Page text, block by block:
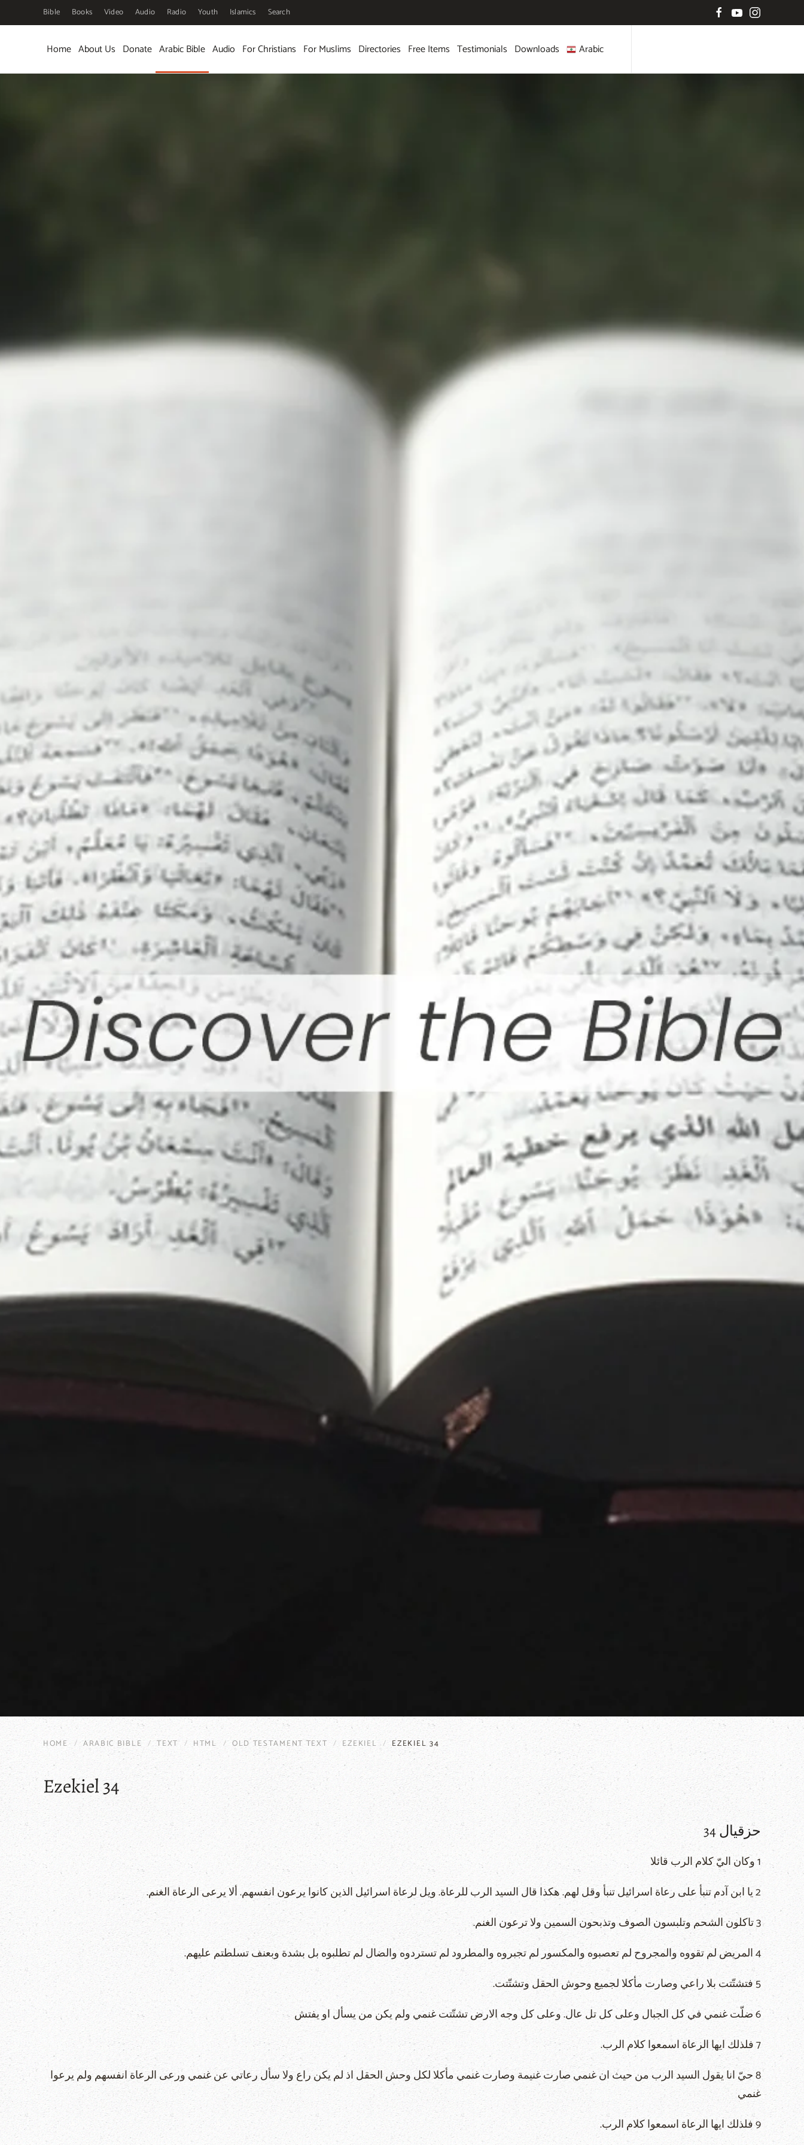
Skip to main content
Bible Books Video Audio Radio Youth Islamics Search
Home About Us Donate Arabic Bible Audio For Christians For Muslims Directories Free Items Testimonials Downloads Arabic
HOME ARABIC BIBLE TEXT HTML OLD TESTAMENT TEXT EZEKIEL EZEKIEL 34
Ezekiel 34
حزقيال 34
1 وكان اليّ كلام الرب قائلا
2 يا ابن آدم تنبأ على رعاة اسرائيل تنبأ وقل لهم. هكذا قال السيد الرب للرعاة. ويل لرعاة اسرائيل الذين كانوا يرعون انفسهم. ألا يرعى الرعاة الغنم.
3 تاكلون الشحم وتلبسون الصوف وتذبحون السمين ولا ترعون الغنم.
4 المريض لم تقووه والمجروح لم تعصبوه والمكسور لم تجبروه والمطرود لم تستردوه والضال لم تطلبوه بل بشدة وبعنف تسلطتم عليهم.
5 فتشتّتت بلا راعي وصارت مأكلا لجميع وحوش الحقل وتشتّتت.
6 ضلّت غنمي في كل الجبال وعلى كل تل عال. وعلى كل وجه الارض تشتّتت غنمي ولم يكن من يسأل او يفتش
7 فلذلك ايها الرعاة اسمعوا كلام الرب.
8 حيّ انا يقول السيد الرب من حيث ان غنمي صارت غنيمة وصارت غنمي مأكلا لكل وحش الحقل اذ لم يكن راع ولا سأل رعاتي عن غنمي ورعى الرعاة انفسهم ولم يرعوا
غنمي
9 فلذلك ايها الرعاة اسمعوا كلام الرب.